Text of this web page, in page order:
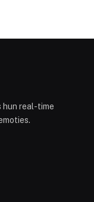
hun real-time